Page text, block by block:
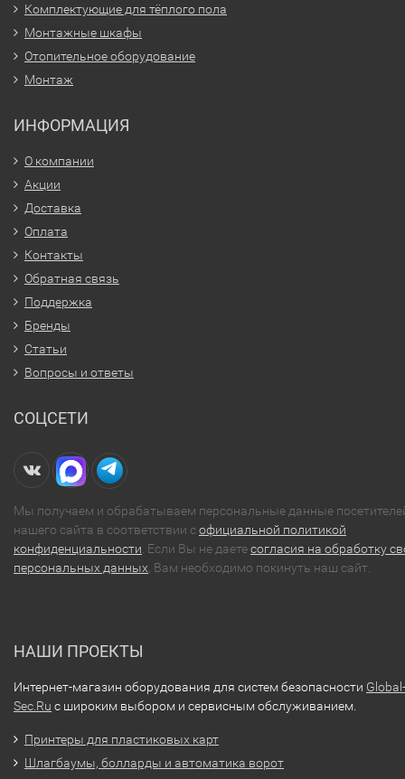
Комплектующие для тёплого пола
Монтажные шкафы
Отопительное оборудование
Монтаж
ИНФОРМАЦИЯ
О компании
Акции
Доставка
Оплата
Контакты
Обратная связь
Поддержка
Бренды
Статьи
Вопросы и ответы
СОЦСЕТИ
Мы получаем и обрабатываем персональные данные
нашего сайта в соответствии софициальной политикой
конфиденциальности . Если Вы не даетесогласия на обработку
персональных данных , Вам необходимо покинуть наш сайт.
НАШИ ПРОЕКТЫ
Интернет-магазин оборудования для систем безопасности Global-
Sec.Ru с широким выбором и сервисным обслуживанием.
Принтеры для пластиковых карт
Шлагбаумы, болларды и автоматика ворот